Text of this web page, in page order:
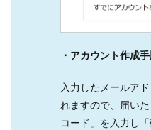
・アカウント作成
入力したメールア
れますので、届い
コード」を入力し